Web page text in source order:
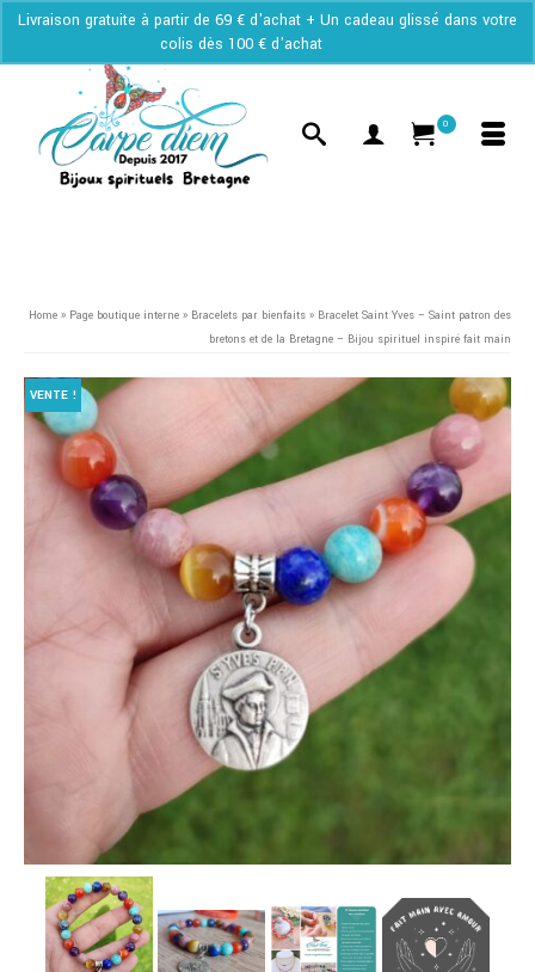
Livraison gratuite à partir de 69 € d'achat + Un cadeau glissé dans votre
colis dès 100 € d'achat
0
Home » Page boutique interne » Bracelets par bienfaits » Bracelet Saint Yves – Saint patron des
bretons et de la Bretagne – Bijou spirituel inspiré fait main
VENTE !